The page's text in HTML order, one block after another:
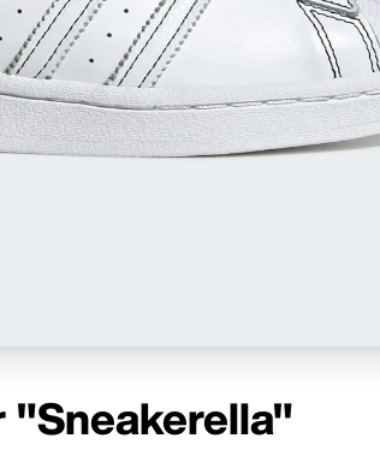
"Sneakerella"